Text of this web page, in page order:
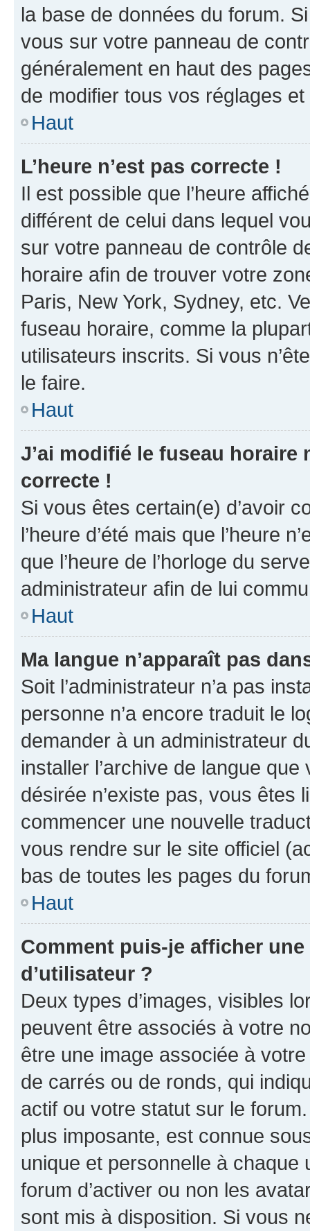
la base de données du forum.
vous sur votre panneau de
généralement en haut des
de modifier tous vos réglages
Haut
L’heure n’est pas correcte !
Il est possible que l’heure
différent de celui dans lequel
sur votre panneau de contrôle
horaire afin de trouver votre
Paris, New York, Sydney, etc.
fuseau horaire, comme la
utilisateurs inscrits. Si vous
le faire.
Haut
J’ai modifié le fuseau horaire
correcte !
Si vous êtes certain(e) d’avoir
l’heure d’été mais que l’heure
que l’heure de l’horloge du
administrateur afin de lui
Haut
Ma langue n’apparaît pas
Soit l’administrateur n’a pas
personne n’a encore traduit le
demander à un administrateur
installer l’archive de langue
désirée n’existe pas, vous êtes
commencer une nouvelle
vous rendre sur le site officiel
bas de toutes les pages du
Haut
Comment puis-je afficher
d’utilisateur ?
Deux types d’images, visibles
peuvent être associés à votre
être une image associée à
de carrés ou de ronds, qui
actif ou votre statut sur le
plus imposante, est connue
unique et personnelle à chaque
forum d’activer ou non les
sont mis à disposition. Si vous